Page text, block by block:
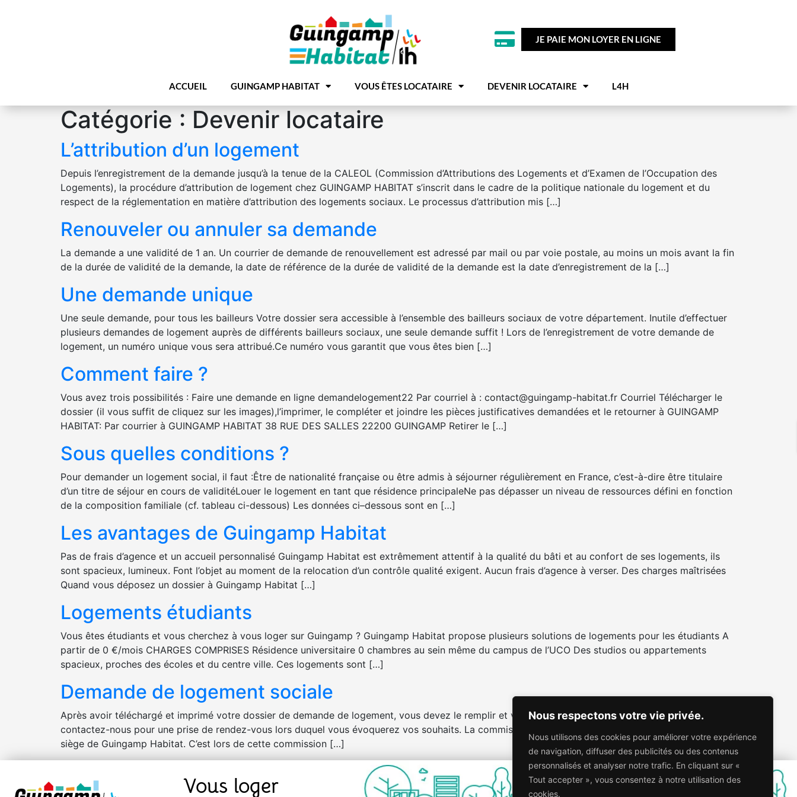
Nous respectons votre vie privée.
Nous utilisons des cookies pour améliorer votre expérience
de navigation, diffuser des publicités ou des contenus
personnalisés et analyser notre trafic. En cliquant sur «
Tout accepter », vous consentez à notre utilisation des
cookies.
JE PAIE MON LOYER EN LIGNE
ACCUEIL GUINGAMP HABITAT VOUS ÊTES LOCATAIRE DEVENIR LOCATAIRE L4H
Catégorie : Devenir locataire
L’attribution d’un logement
Depuis l’enregistrement de la demande jusqu’à la tenue de la CALEOL (Commission d’Attributions des Logements et d’Examen de l’Occupation des
Logements), la procédure d’attribution de logement chez GUINGAMP HABITAT s’inscrit dans le cadre de la politique nationale du logement et du
respect de la réglementation en matière d’attribution des logements sociaux. Le processus d’attribution mis […]
Renouveler ou annuler sa demande
La demande a une validité de 1 an. Un courrier de demande de renouvellement est adressé par mail ou par voie postale, au moins un mois avant la fin
de la durée de validité de la demande, la date de référence de la durée de validité de la demande est la date d’enregistrement de la […]
Une demande unique
Une seule demande, pour tous les bailleurs Votre dossier sera accessible à l’ensemble des bailleurs sociaux de votre département. Inutile d’effectuer
plusieurs demandes de logement auprès de différents bailleurs sociaux, une seule demande suffit ! Lors de l’enregistrement de votre demande de
logement, un numéro unique vous sera attribué.Ce numéro vous garantit que vous êtes bien […]
Comment faire ?
Vous avez trois possibilités : Faire une demande en ligne demandelogement22 Par courriel à : contact@guingamp-habitat.fr Courriel Télécharger le
dossier (il vous suffit de cliquez sur les images),l’imprimer, le compléter et joindre les pièces justificatives demandées et le retourner à GUINGAMP
HABITAT: Par courrier à GUINGAMP HABITAT 38 RUE DES SALLES 22200 GUINGAMP Retirer le […]
Sous quelles conditions ?
Pour demander un logement social, il faut :Être de nationalité française ou être admis à séjourner régulièrement en France, c’est-à-dire être titulaire
d’un titre de séjour en cours de validitéLouer le logement en tant que résidence principaleNe pas dépasser un niveau de ressources défini en fonction
de la composition familiale (cf. tableau ci-dessous) Les données ci–dessous sont en […]
Les avantages de Guingamp Habitat
Pas de frais d’agence et un accueil personnalisé Guingamp Habitat est extrêmement attentif à la qualité du bâti et au confort de ses logements, ils
sont spacieux, lumineux. Font l’objet au moment de la relocation d’un contrôle qualité exigent. Aucun frais d’agence à verser. Des charges maîtrisées
Quand vous déposez un dossier à Guingamp Habitat […]
Logements étudiants
Vous êtes étudiants et vous cherchez à vous loger sur Guingamp ? Guingamp Habitat propose plusieurs solutions de logements pour les étudiants A
partir de 0 €/mois CHARGES COMPRISES Résidence universitaire 0 chambres au sein même du campus de l’UCO Des studios ou appartements
spacieux, proches des écoles et du centre ville. Ces logements sont […]
Demande de logement sociale
Après avoir téléchargé et imprimé votre dossier de demande de logement, vous devez le remplir et vous munir des documents demandés. Par la suite
contactez-nous pour une prise de rendez-vous lors duquel vous évoquerez vos souhaits. La commission d’attribution se déroule une fois par mois au
siège de Guingamp Habitat. C’est lors de cette commission […]
Vous loger